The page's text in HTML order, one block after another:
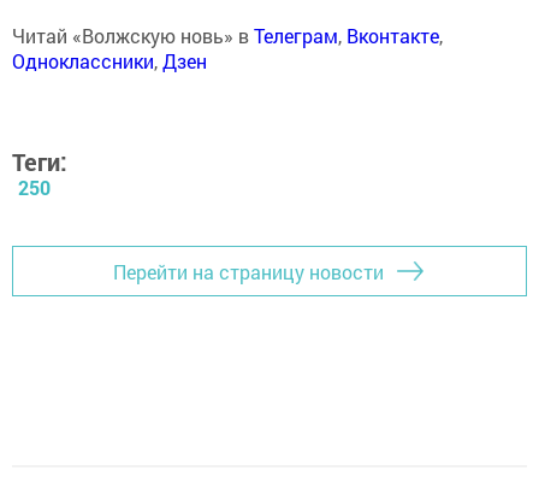
Читай «Волжскую новь» вТелеграм, Вконтакте,
Одноклассники,Дзен
Теги:
250
Перейти на страницу новости